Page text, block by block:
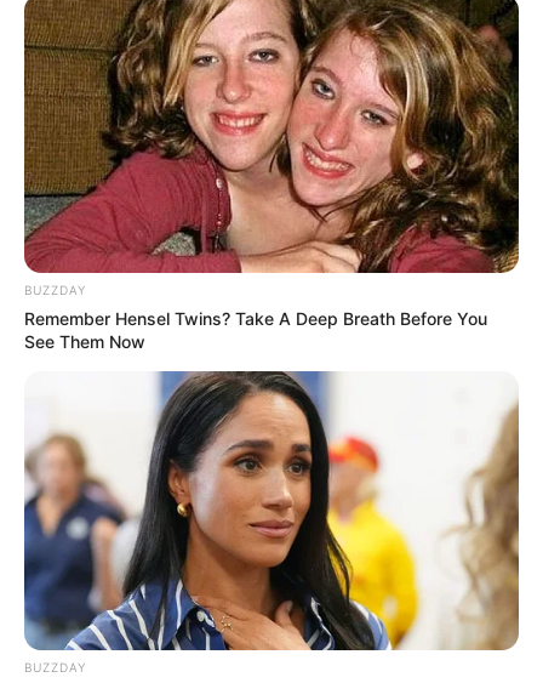
KULINER
7 Fakta Unik Sushi, Makanan
Khas Jepang yang Asalnya
Bukan dari Jepang
Penulis:amyfia |25 Juni 2022
BUZZDAY
Remember Hensel Twins? Take A Deep Breath Before You
See Them Now
BUZZDAY